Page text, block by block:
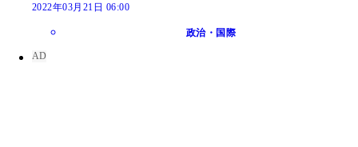
2022年03月21日 06:00
政治・国際